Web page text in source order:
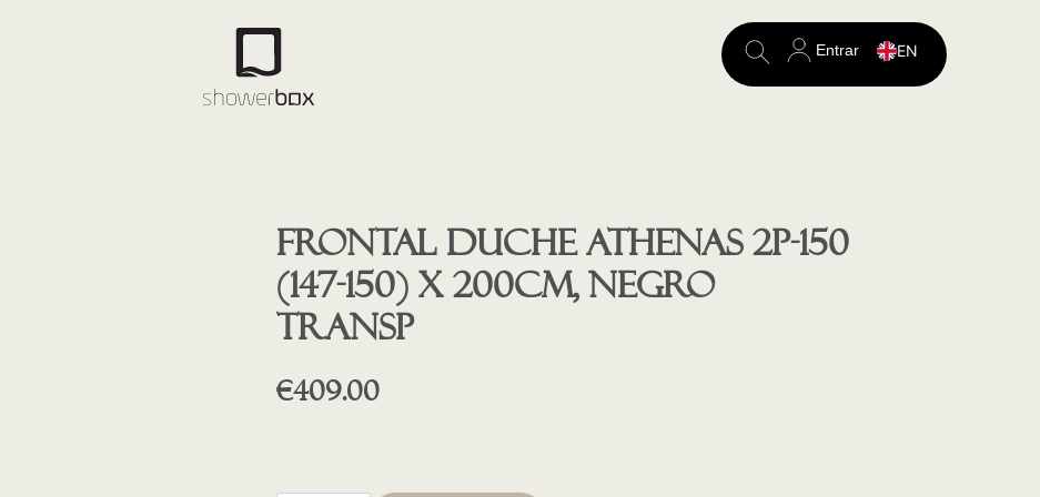
Search
Entrar EN
Frontal duche ATHENAS 2P-150
(147-150) X 200cm, NEGRO
transp
€409.00